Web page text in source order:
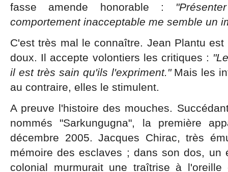
fasse amende honorable :
comportement inacceptable me semble un
C'est très mal le connaître. Jean Plantu
doux. Il accepte volontiers les critiques :
il est très sain qu'ils l'expriment."Mais les
au contraire, elles le stimulent.
A preuve l'histoire des mouches.
nommés "Sarkungugna", la première
décembre 2005. Jacques Chirac, très
mémoire des esclaves ; dans son dos, un
colonial murmurait une traîtrise à